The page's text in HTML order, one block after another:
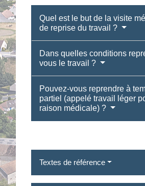
Quel est le but de la visite
de reprise du travail ?
Dans quelles conditions
vous le travail ?
Pouvez-vous reprendre à
partiel (appelé travail léger
raison médicale) ?
Textes de référence